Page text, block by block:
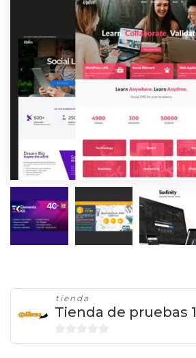
tienda
Tienda de pruebas 1
0